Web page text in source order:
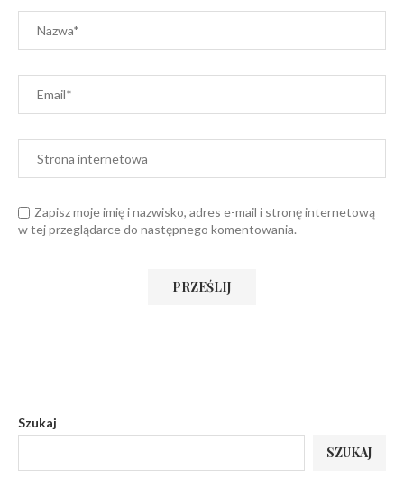
Zapisz moje imię i nazwisko, adres e-mail i stronę internetową
w tej przeglądarce do następnego komentowania.
Szukaj
SZUKAJ